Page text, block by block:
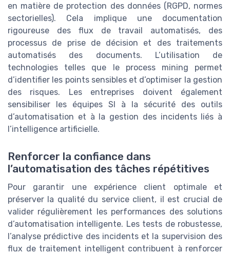
en matière de protection des données (RGPD, normes
sectorielles). Cela implique une documentation
rigoureuse des flux de travail automatisés, des
processus de prise de décision et des traitements
automatisés des documents. L’utilisation de
technologies telles que le process mining permet
d’identifier les points sensibles et d’optimiser la gestion
des risques. Les entreprises doivent également
sensibiliser les équipes SI à la sécurité des outils
d’automatisation et à la gestion des incidents liés à
l’intelligence artificielle.
Renforcer la confiance dans
l’automatisation des tâches répétitives
Pour garantir une expérience client optimale et
préserver la qualité du service client, il est crucial de
valider régulièrement les performances des solutions
d’automatisation intelligente. Les tests de robustesse,
l’analyse prédictive des incidents et la supervision des
flux de traitement intelligent contribuent à renforcer